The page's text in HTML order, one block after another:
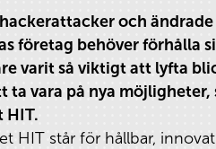
och
företag behöver förhålla
varit så viktigt att lyfta
ta vara på nya
HIT.
HIT står för hållbar,